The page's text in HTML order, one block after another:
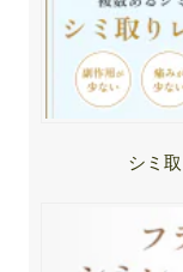
シミ